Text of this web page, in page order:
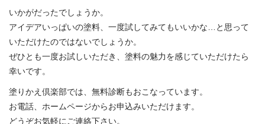
いかがだったでしょうか。
アイデアいっぱいの塗料、一度試してみてもいいかな…と思って
いただけたのではないでしょうか。
ぜひとも一度お試しいただき、塗料の魅力を感じていただけたら
幸いです。
塗りかえ倶楽部では、無料診断もおこなっています。
お電話、ホームページからお申込みいただけます。
どうぞお気軽にご連絡下さい。